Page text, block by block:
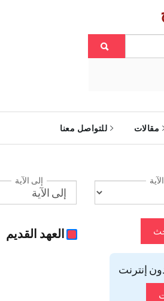
مقالات للتواصل معنا
إلى الآية
العهد القديم
إنترنت